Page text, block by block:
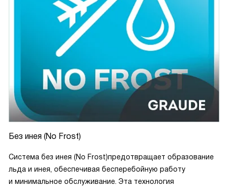
Без инея (No Frost)
Система без инея (No Frost)предотвращает образование
льда и инея, обеспечивая бесперебойную работу
и минимальное обслуживание. Эта технология